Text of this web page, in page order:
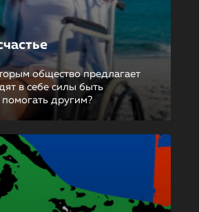
общество предлагает
в себе силы быть
другим?